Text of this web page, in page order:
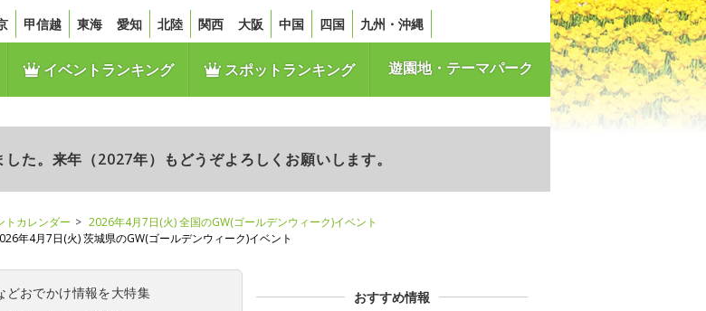
甲信越 東海 愛知 北陸 関西 大阪 中国 四国 九州・沖縄
イベントランキング スポットランキング 遊園地・テーマパーク
た。来年（2027年）もどうぞよろしくお願いします。
トカレンダー
2026年4月7日(火) 全国のGW(ゴールデンウィーク)イベント
年4月7日(火) 茨城県のGW(ゴールデンウィーク)イベント
どおでかけ情報を大特集 おすすめ情報